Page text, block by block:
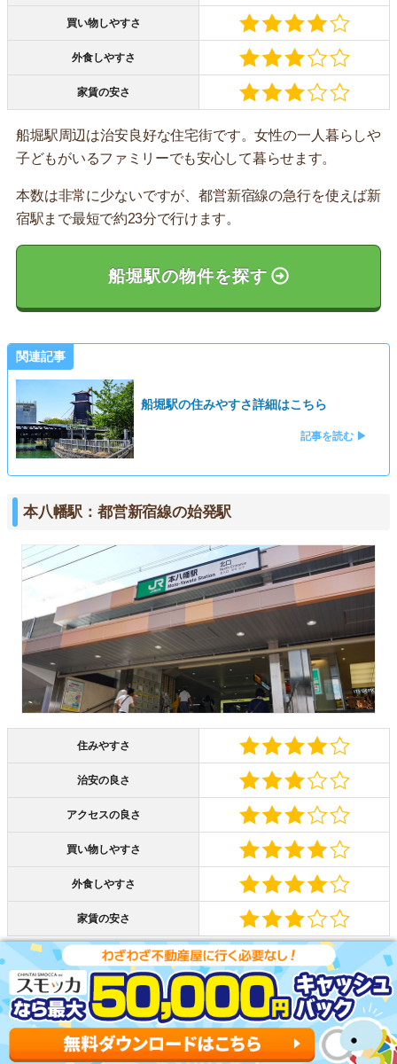
買い物しやすさ
外食しやすさ
家賃の安さ
船堀駅周辺は治安良好な住宅街です。女性の一人暮らしや
子どもがいるファミリーでも安心して暮らせます。
本数は非常に少ないですが、都営新宿線の急行を使えば新
宿駅まで最短で約23分で行けます。
船堀駅の物件を探す
関連記事
船堀駅の住みやすさ詳細はこちら
記事を読む ▶
本八幡駅：都営新宿線の始発駅
住みやすさ
治安の良さ
アクセスの良さ
買い物しやすさ
外食しやすさ
家賃の安さ
本八幡駅は都営新宿線の始発駅です。通勤・通学ラッシュ
時でも座れる可能性が高いです。JR総武線も使えるため、
移動の幅が広がります。
駅ビルの「シャポー」や、ショッピングセンター「パティ